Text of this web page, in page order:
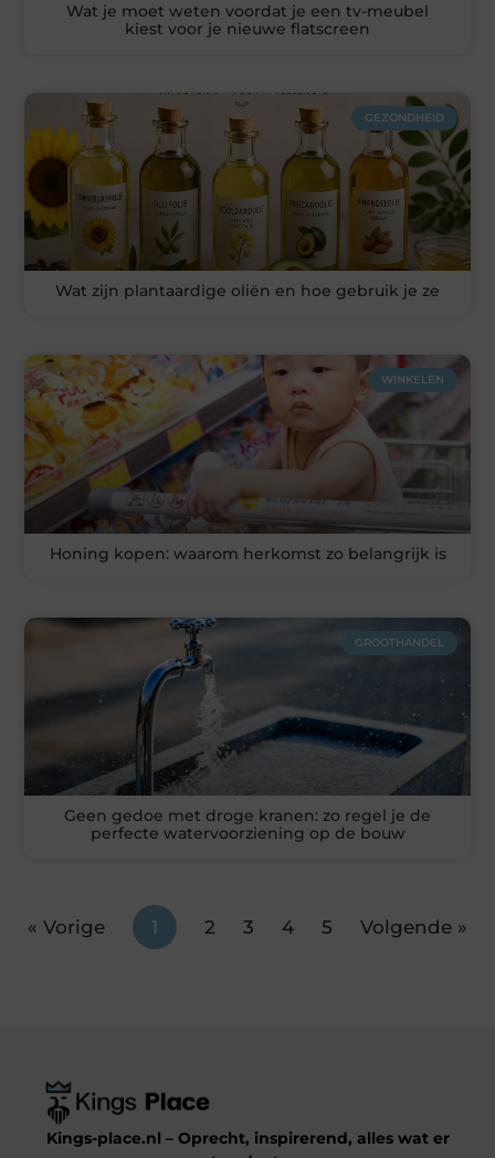
Wat je moet weten voordat je een tv-meubel
kiest voor je nieuwe flatscreen
GEZONDHEID
Wat zijn plantaardige oliën en hoe gebruik je ze
WINKELEN
Honing kopen: waarom herkomst zo belangrijk is
GROOTHANDEL
Geen gedoe met droge kranen: zo regel je de
perfecte watervoorziening op de bouw
« Vorige 1 2 3 4 5 Volgende »
Kings-place.nl – Oprecht, inspirerend, alles wat er